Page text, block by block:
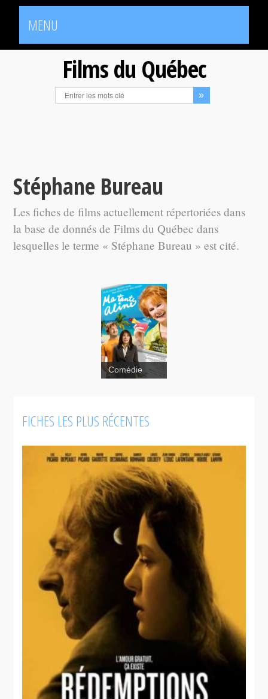
MENU
Films du Québec
Stéphane Bureau
Les fiches de films actuellement répertoriées dans
la base de donnés de Films du Québec dans
lesquelles le terme « Stéphane Bureau » est cité.
Ma tante
Comédie
FICHES LES PLUS RÉCENTES